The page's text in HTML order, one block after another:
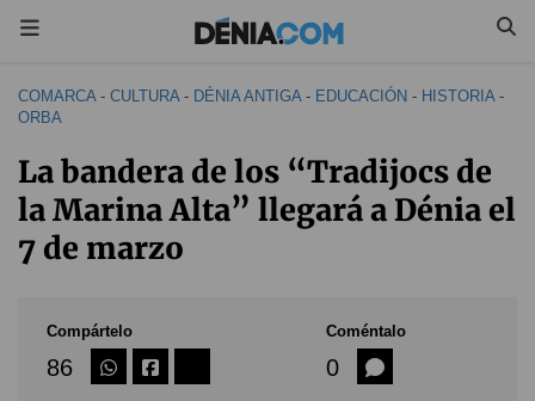
COMARCA- CULTURA- DÉNIA ANTIGA- EDUCACIÓN - HISTORIA-
ORBA
La bandera de los “Tradijocs de
la Marina Alta” llegará a Dénia el
7 de marzo
Compártelo
86
Coméntalo
0